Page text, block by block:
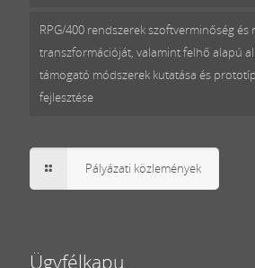
RPG/400 rendszerek szoftverminőség
transzformációját, valamint felhő alapú
támogató módszerek kutatása és
fejlesztése
Pályázati közlemények
Ügyfélkapu